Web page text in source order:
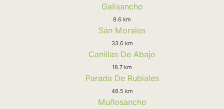
Galisancho
8.6 km
San Morales
33.6 km
Canillas De Abajo
18.7 km
Parada De Rubiales
48.5 km
Muñosancho